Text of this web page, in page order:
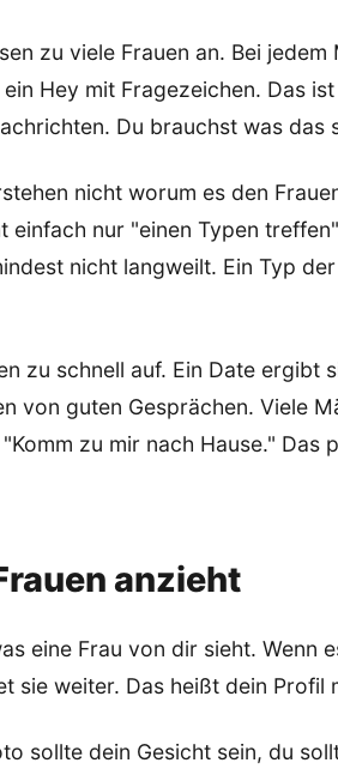
zu viele Frauen an. Bei
Hey mit Fragezeichen. Das
Du brauchst was das
nicht worum es den
einfach nur "einen Typen
nicht langweilt. Ein Typ
zu schnell auf. Ein Date ergibt
von guten Gesprächen. Viele
zu mir nach Hause." Das
anzieht
eine Frau von dir sieht. Wenn
sie weiter. Das heißt dein Profil
sollte dein Gesicht sein, du